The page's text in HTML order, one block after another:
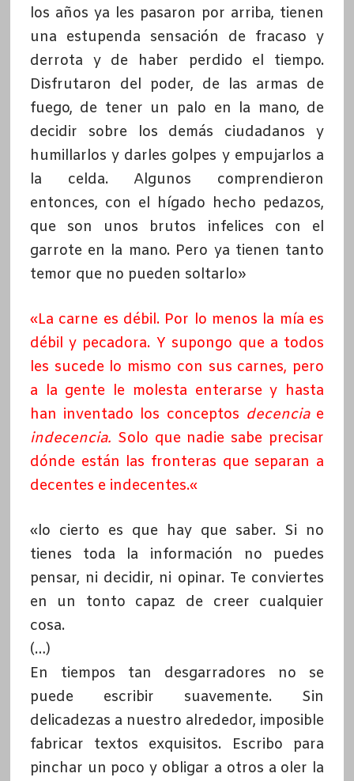
los años ya les pasaron por arriba, tienen
una estupenda sensación de fracaso y
derrota y de haber perdido el tiempo.
Disfrutaron del poder, de las armas de
fuego, de tener un palo en la mano, de
decidir sobre los demás ciudadanos y
humillarlos y darles golpes y empujarlos a
la celda. Algunos comprendieron
entonces, con el hígado hecho pedazos,
que son unos brutos infelices con el
garrote en la mano. Pero ya tienen tanto
temor que no pueden soltarlo»
«La carne es débil. Por lo menos la mía es
débil y pecadora. Y supongo que a todos
les sucede lo mismo con sus carnes, pero
a la gente le molesta enterarse y hasta
han inventado los conceptos decenciae
indecencia. Solo que nadie sabe precisar
dónde están las fronteras que separan a
decentes e indecentes.«
«lo cierto es que hay que saber. Si no
tienes toda la información no puedes
pensar, ni decidir, ni opinar. Te conviertes
en un tonto capaz de creer cualquier
cosa.
(…)
En tiempos tan desgarradores no se
puede escribir suavemente. Sin
delicadezas a nuestro alrededor, imposible
fabricar textos exquisitos. Escribo para
pinchar un poco y obligar a otros a oler la